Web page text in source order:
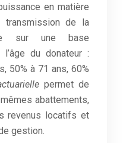
en matière
transmission de la
sur une base
du donateur :
50% à 71 ans, 60%
permet de
abattements,
revenus locatifs et
gestion.